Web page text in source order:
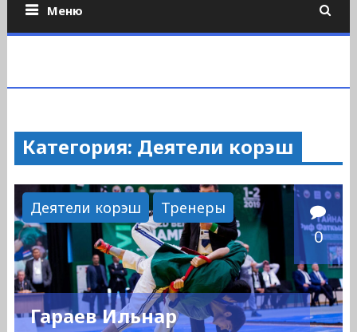
Меню
Категория: Деятели корэш
Деятели корэш Тренеры
0
Гараев Ильнар